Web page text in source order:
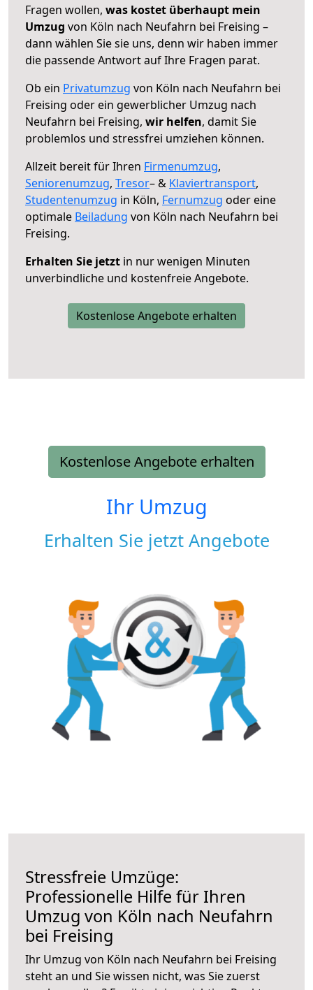
Fragen wollen, was kostet überhaupt mein
Umzug von Köln nach Neufahrn bei Freising –
dann wählen Sie sie uns, denn wir haben immer
die passende Antwort auf Ihre Fragen parat.
Ob ein Privatumzug von Köln nach Neufahrn bei
Freising oder ein gewerblicher Umzug nach
Neufahrn bei Freising, wir helfen, damit Sie
problemlos und stressfrei umziehen können.
Allzeit bereit für Ihren Firmenumzug,
Seniorenumzug, Tresor– & Klaviertransport,
Studentenumzug in Köln, Fernumzug oder eine
optimale Beiladung von Köln nach Neufahrn bei
Freising.
Erhalten Sie jetzt in nur wenigen Minuten
unverbindliche und kostenfreie Angebote.
Kostenlose Angebote erhalten
Kostenlose Angebote erhalten
Ihr Umzug
Erhalten Sie jetzt Angebote
Stressfreie Umzüge:
Professionelle Hilfe für Ihren
Umzug von Köln nach Neufahrn
bei Freising
Ihr Umzug von Köln nach Neufahrn bei Freising
steht an und Sie wissen nicht, was Sie zuerst